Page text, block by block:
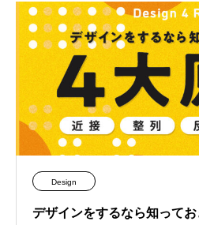
Design
デザインをするなら知って